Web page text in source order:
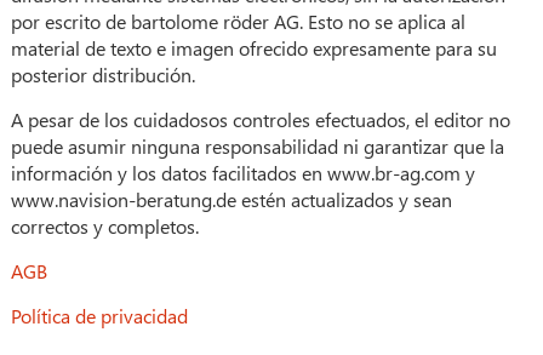
por escrito de bartolome röder AG. Esto no se aplica al
material de texto e imagen ofrecido expresamente para su
posterior distribución.
A pesar de los cuidadosos controles efectuados, el editor no
puede asumir ninguna responsabilidad ni garantizar que la
información y los datos facilitados en www.br-ag.com y
www.navision-beratung.de estén actualizados y sean
correctos y completos.
AGB
Política de privacidad